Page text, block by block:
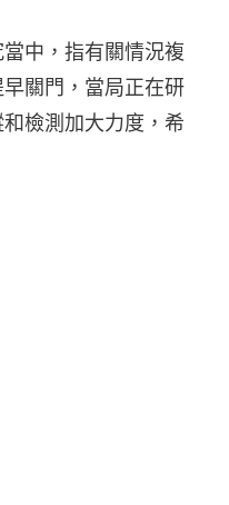
中，指有關情況複
關門，當局正在研
檢測加大力度，希